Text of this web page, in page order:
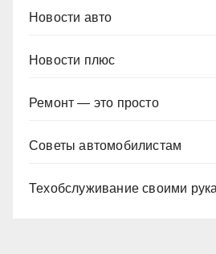
Новости авто
Новости плюс
Ремонт — это просто
Советы автомобилистам
Техобслуживание своими